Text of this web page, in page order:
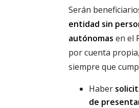
Serán
entidad sin
autónomas en el
por cuenta
siempre que
Haber
de